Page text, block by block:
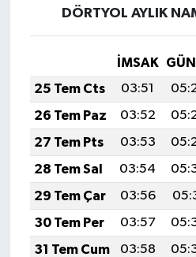
DÖRTYOL AYLIK
İMSAK
25 Tem Cts
03:51
26 Tem Paz
03:52
27 Tem Pts
03:53
28 Tem Sal
03:54
29 Tem Çar
03:56
30 Tem Per
03:57
31 Tem Cum
03:58